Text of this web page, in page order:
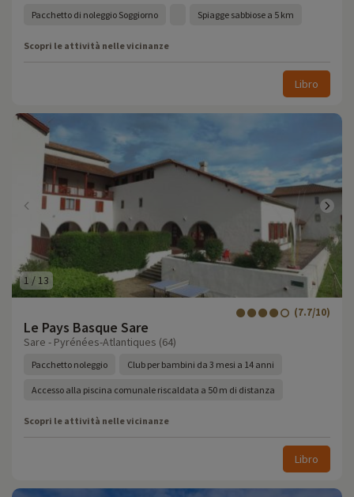
Pacchetto di noleggio Soggiorno Spiagge sabbiose a 5 km
Scopri le attività nelle vicinanze
Libro
1 / 13
Le Pays Basque Sare
(7.7/10)
Sare - Pyrénées-Atlantiques (64)
Pacchetto noleggio Club per bambini da 3 mesi a 14 anni
Accesso alla piscina comunale riscaldata a 50 m di distanza
Scopri le attività nelle vicinanze
Libro